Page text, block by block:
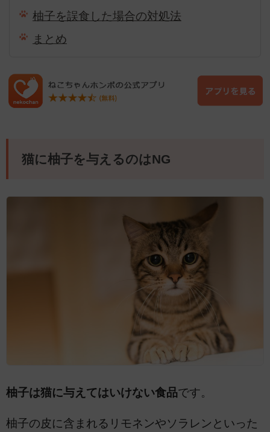
柚子を誤食した場合の対処法
まとめ
猫に柚子を与えるのはNG
柚子は猫に与えてはいけない食品です。
柚子の皮に含まれるリモネンやソラレンといった